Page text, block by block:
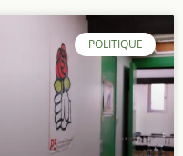
POLITIQUE